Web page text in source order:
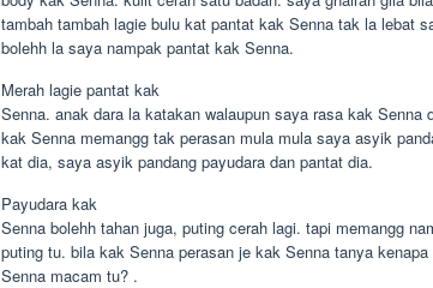
tambah tambah lagie bulu kat pantat kak Senna tak la lebat
bolehh la saya nampak pantat kak Senna.
Merah lagie pantat kak
Senna. anak dara la katakan walaupun saya rasa kak Senna
kak Senna memangg tak perasan mula mula saya asyik
kat dia, saya asyik pandang payudara dan pantat dia.
Payudara kak
Senna bolehh tahan juga, puting cerah lagi. tapi memangg
puting tu. bila kak Senna perasan je kak Senna tanya
Senna macam tu? .